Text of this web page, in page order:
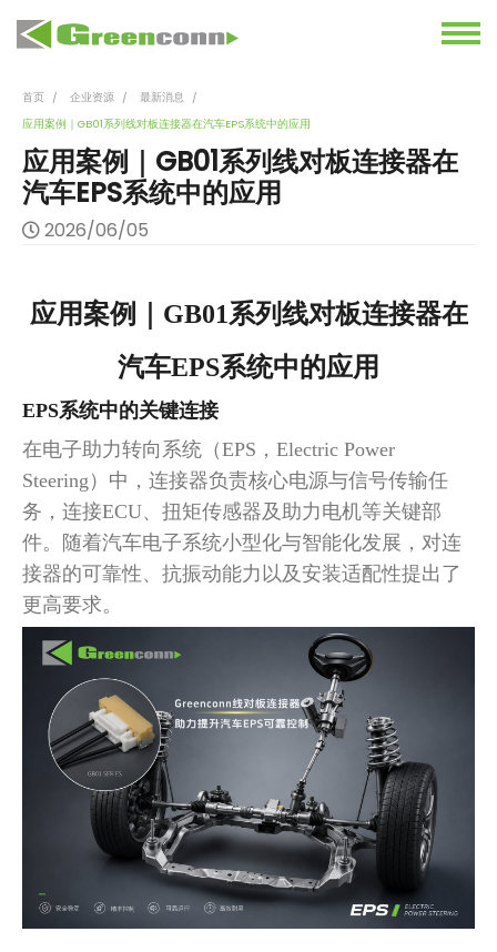
首页 企业资源
最新消息
应用案例｜GB01系列线对板连接器在汽车EPS系统中的应用
应用案例｜GB01系列线对板连接器在
汽车EPS系统中的应用
2026/06/05
应用案例｜ GB01系列线对板连接器在
汽车EPS系统中的应用
EPS系统中的关键连接
在电子助力转向系统（EPS，Electric Power
Steering）中，连接器负责核心电源与信号传输任
务，连接ECU、扭矩传感器及助力电机等关键部
件。随着汽车电子系统小型化与智能化发展，对连
接器的可靠性、抗振动能力以及安装适配性提出了
更高要求。